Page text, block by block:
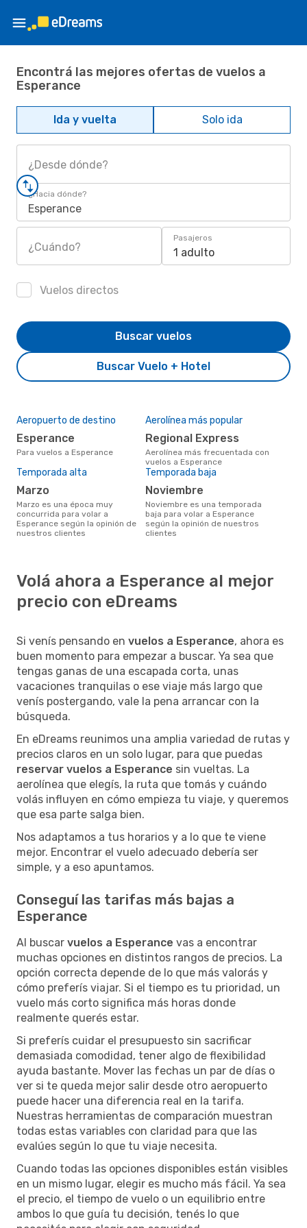
Encontrá las mejores ofertas de vuelos a
Esperance
Ida y vuelta Solo ida
¿Desde dónde?
¿Hacia dónde?
Esperance
¿Cuándo?
Pasajeros
1 adulto
Vuelos directos
Buscar Vuelo + Hotel
Buscar vuelos
Aeropuerto de destino
Esperance
Para vuelos a Esperance
Aerolínea más popular
Regional Express
Aerolínea más frecuentada con
vuelos a Esperance
Temporada alta
marzo
marzo es una época muy
concurrida para volar a
Esperance según la opinión de
nuestros clientes
Temporada baja
noviembre
noviembre es una temporada
baja para volar a Esperance
según la opinión de nuestros
clientes
Volá ahora a Esperance al mejor
precio con eDreams
Si venís pensando en vuelos a Esperance, ahora es
buen momento para empezar a buscar. Ya sea que
tengas ganas de una escapada corta, unas
vacaciones tranquilas o ese viaje más largo que
venís postergando, vale la pena arrancar con la
búsqueda.
En eDreams reunimos una amplia variedad de rutas y
precios claros en un solo lugar, para que puedas
reservar vuelos a Esperance sin vueltas. La
aerolínea que elegís, la ruta que tomás y cuándo
volás influyen en cómo empieza tu viaje, y queremos
que esa parte salga bien.
Nos adaptamos a tus horarios y a lo que te viene
mejor. Encontrar el vuelo adecuado debería ser
simple, y a eso apuntamos.
Conseguí las tarifas más bajas a
Esperance
Al buscar vuelos a Esperance vas a encontrar
muchas opciones en distintos rangos de precios. La
opción correcta depende de lo que más valorás y
cómo preferís viajar. Si el tiempo es tu prioridad, un
vuelo más corto significa más horas donde
realmente querés estar.
Si preferís cuidar el presupuesto sin sacrificar
demasiada comodidad, tener algo de flexibilidad
ayuda bastante. Mover las fechas un par de días o
ver si te queda mejor salir desde otro aeropuerto
puede hacer una diferencia real en la tarifa.
Nuestras herramientas de comparación muestran
todas estas variables con claridad para que las
evalúes según lo que tu viaje necesita.
Cuando todas las opciones disponibles están visibles
en un mismo lugar, elegir es mucho más fácil. Ya sea
el precio, el tiempo de vuelo o un equilibrio entre
ambos lo que guía tu decisión, tenés lo que